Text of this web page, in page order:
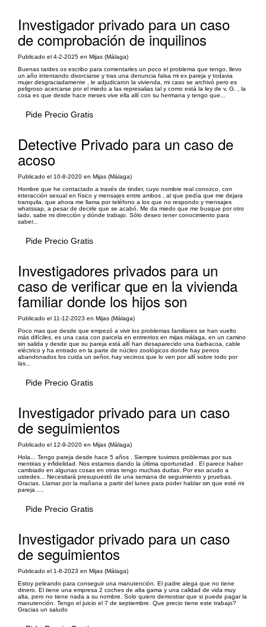
Investigador privado para un caso
de comprobación de inquilinos
Publicado el 4-2-2025 en Mijas (Málaga)
Buenas tardes os escribo para comentarles un poco el problema que tengo, llevo
un año intentando divorciarse y tras una denuncia falsa mi ex pareja y todavia
mujer desgraciadamente , le adjudicaron la vivienda, mi caso se archivó pero es
peligroso acercarse por el miedo a las represalias tal y como está la ley de v. G. , la
cosa es que desde hace meses vive ella allí con su hermana y tengo que...
Pide Precio Gratis
Detective Privado para un caso de
acoso
Publicado el 10-8-2020 en Mijas (Málaga)
Hombre que he contactado a través de tinder, cuyo nombre real conozco, con
interacción sexual en físico y mensajes entre ambos , al que pedía que me dejara
tranquila, que ahora me llama por teléfono a los que no respondo y mensajes
whatssap, a pesar de decirle que se acabó. Me da miedo que me busque por otro
lado, sabe mi dirección y dónde trabajo. Sólo deseo tener conocimiento para
saber...
Pide Precio Gratis
Investigadores privados para un
caso de verificar que en la vivienda
familiar donde los hijos son
Publicado el 11-12-2023 en Mijas (Málaga)
Poco mas que desde que empezó a vivir los problemas familiares se han vuelto
más difíciles, es una casa con parcela en entrerrios en mijas málaga, en un camino
sin salida y desde que su pareja está allí han desaparecido una barbacoa, cable
eléctrico y ha entrado en la parte de núcleo zoológicos donde hay perros
abandonados los cuida un señor, hay vecinos que lo ven por allí sobre todo por
las...
Pide Precio Gratis
Investigador privado para un caso
de seguimientos
Publicado el 12-9-2020 en Mijas (Málaga)
Hola... Tengo pareja desde hace 5 años . Siempre tuvimos problemas por sus
mentiras y infidelidad. Nos estamos dando la última oportunidad . El parece haber
cambiado en algunas cosas en otras tengo muchas dudas. Por eso acudo a
ustedes... Necesitará presupuestó de una semana de seguimiento y pruebas.
Gracias. Llamar por la mañana a partir del lunes para poder hablar sin que esté mi
pareja ....
Pide Precio Gratis
Investigador privado para un caso
de seguimientos
Publicado el 1-8-2023 en Mijas (Málaga)
Estoy peleando para conseguir una manutención. El padre alega que no tiene
dinero. El tiene una empresa 2 coches de alta gama y una calidad de vida muy
alta, pero no tiene nada a su nombre. Solo quiero demostrar que si puede pagar la
manutención. Tengo el juicio el 7 de septiembre. Que precio tiene este trabajo?
Gracias un saludo